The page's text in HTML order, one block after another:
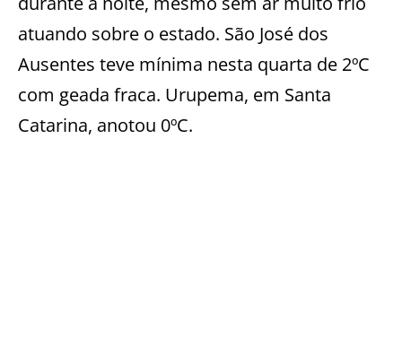
atuando sobre o estado. São José dos
Ausentes teve mínima nesta quarta de 2ºC
com geada fraca. Urupema, em Santa
Catarina, anotou 0ºC.